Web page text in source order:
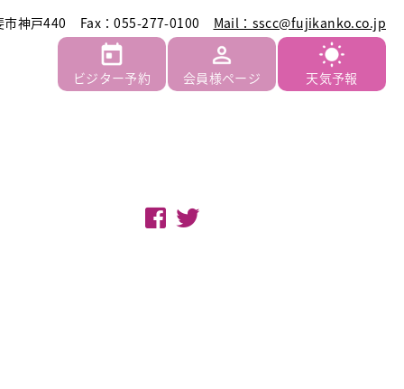
神戸440 Fax：055-277-0100 Mail：sscc@fujikanko.co.jp
ビジター予約 会員様ページ 天気予報